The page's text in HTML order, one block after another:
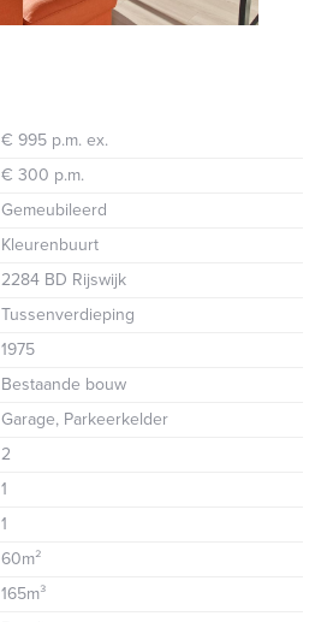
€ 995 p.m. ex.
€ 300 p.m.
Gemeubileerd
Kleurenbuurt
2284 BD Rijswijk
Tussenverdieping
1975
Bestaande bouw
Garage, Parkeerkelder
2
1
1
60m²
165m³